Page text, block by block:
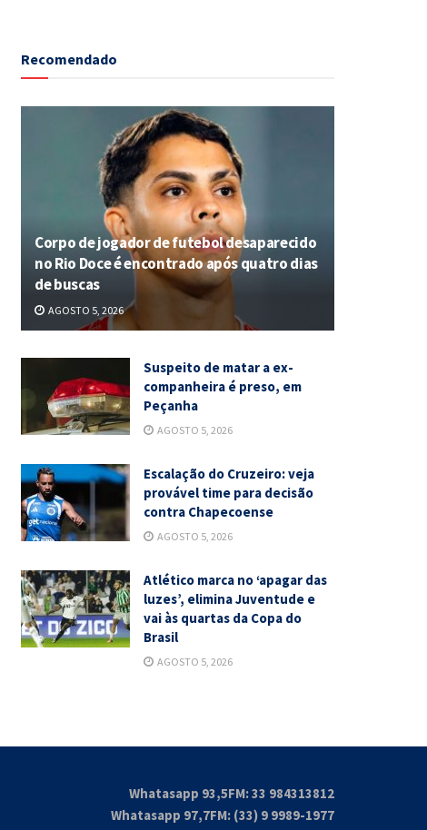
Recomendado
Corpo de jogador de futebol desaparecido
no Rio Doce é encontrado após quatro dias
de buscas
AGOSTO 5, 2026
Suspeito de matar a ex-
companheira é preso, em
Peçanha
AGOSTO 5, 2026
Escalação do Cruzeiro: veja
provável time para decisão
contra Chapecoense
AGOSTO 5, 2026
Atlético marca no ‘apagar das
luzes’, elimina Juventude e
vai às quartas da Copa do
Brasil
AGOSTO 5, 2026
Whatasapp 93,5FM: 33 984313812
Whatasapp 97,7FM: (33) 9 9989-1977